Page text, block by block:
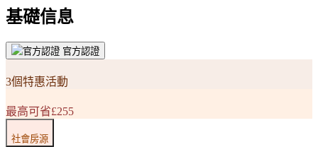
基礎信息
官方認證
3個特惠活動
最高可省£255
社會房源